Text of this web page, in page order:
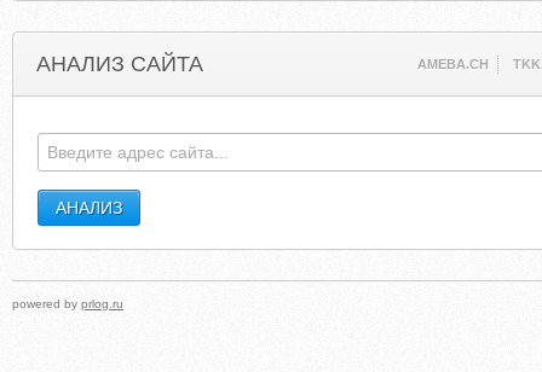
АНАЛИЗ САЙТА AMEBA.CH
powered by prlog.ru